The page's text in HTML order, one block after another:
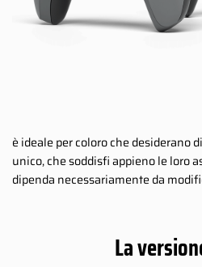
è ideale per coloro che desiderano
unico, che soddisfi appieno le loro
dipenda necessariamente da
La